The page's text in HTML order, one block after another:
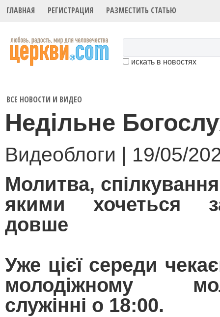
ГЛАВНАЯ РЕГИСТРАЦИЯ РАЗМЕСТИТЬ СТАТЬЮ
искать в новостях
ВСЕ НОВОСТИ И ВИДЕО
Недільне
Видеоблоги | 19/05/
Молитва,
якими хочеться
довше
Уже цієї середи
молодіжному
служінні о 18:00.